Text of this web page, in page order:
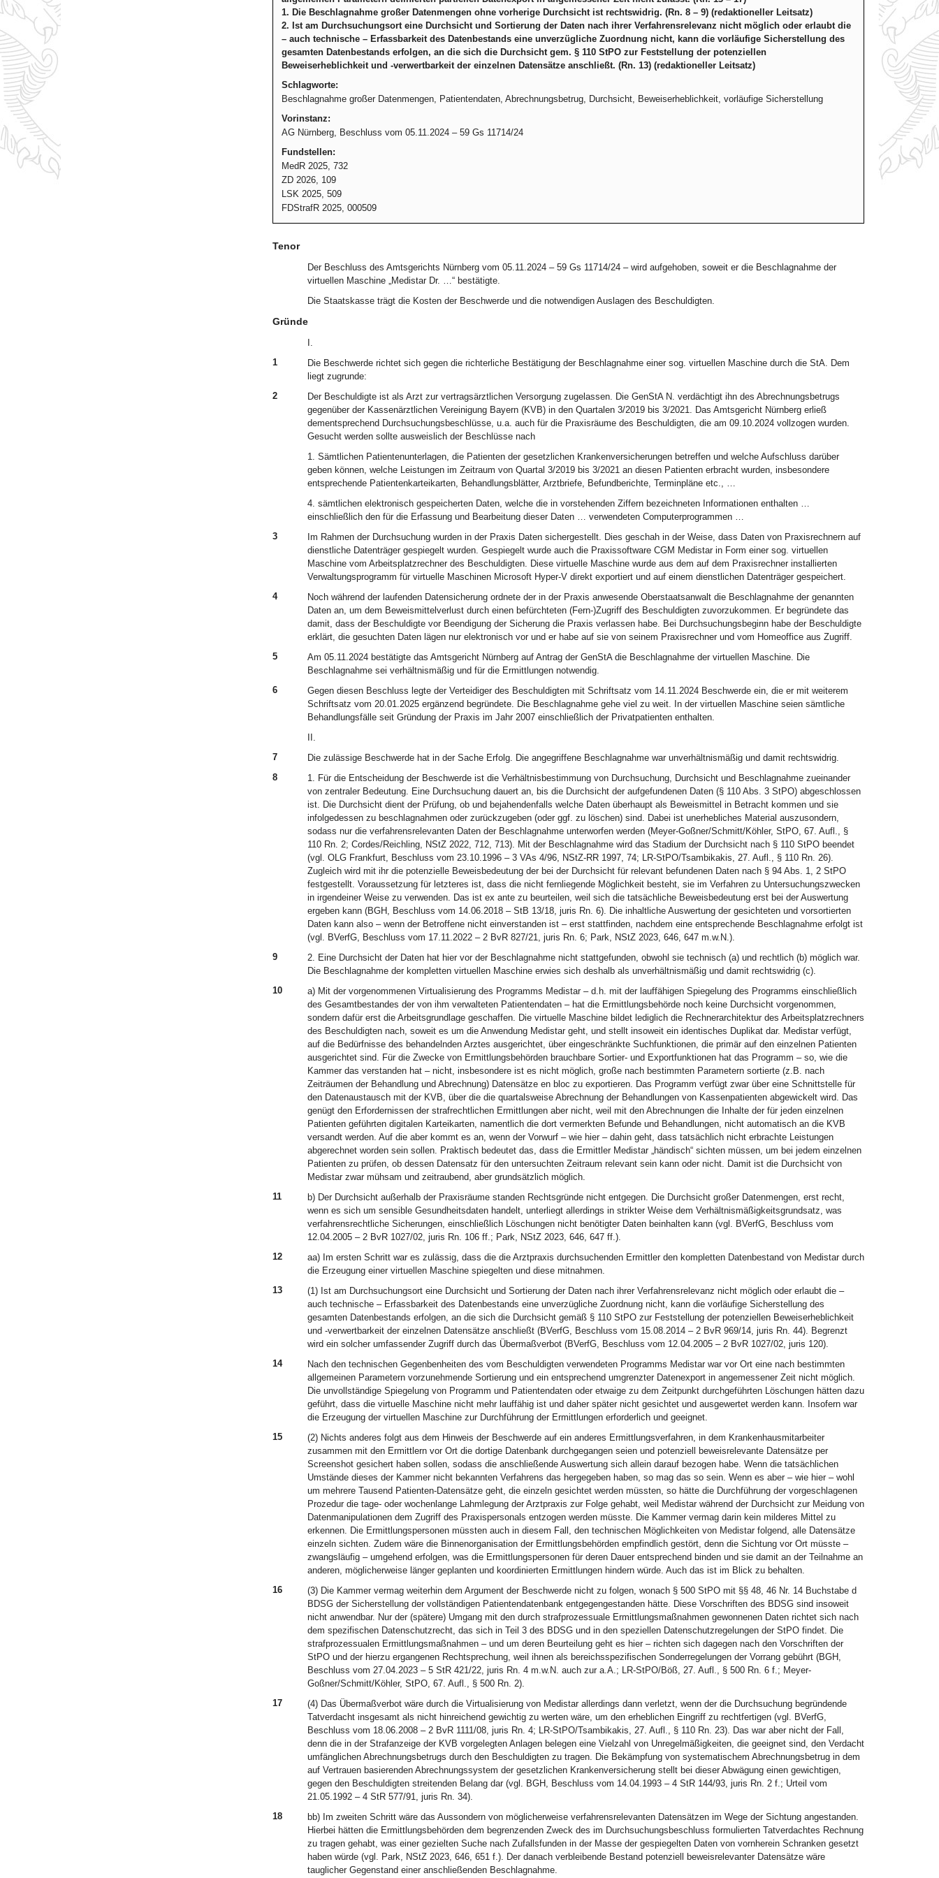
1. Die Beschlagnahme großer Datenmengen ohne vorherige Durchsicht ist rechtswidrig. (Rn. 8 – 9) (redaktioneller Leitsatz)
2. Ist am Durchsuchungsort eine Durchsicht und Sortierung der Daten nach ihrer Verfahrensrelevanz nicht möglich oder erlaubt die
– auch technische – Erfassbarkeit des Datenbestands eine unverzügliche Zuordnung nicht, kann die vorläufige Sicherstellung des
gesamten Datenbestands erfolgen, an die sich die Durchsicht gem. § 110 StPO zur Feststellung der potenziellen
Beweiserheblichkeit und -verwertbarkeit der einzelnen Datensätze anschließt. (Rn. 13) (redaktioneller Leitsatz)
Schlagworte:
Beschlagnahme großer Datenmengen, Patientendaten, Abrechnungsbetrug, Durchsicht, Beweiserheblichkeit, vorläufige Sicherstellung
Vorinstanz:
AG Nürnberg, Beschluss vom 05.11.2024 – 59 Gs 11714/24
Fundstellen:
MedR 2025, 732
ZD 2026, 109
LSK 2025, 509
FDStrafR 2025, 000509
Tenor
Der Beschluss des Amtsgerichts Nürnberg vom 05.11.2024 – 59 Gs 11714/24 – wird aufgehoben, soweit er die Beschlagnahme der
virtuellen Maschine „Medistar Dr. …“ bestätigte.
Die Staatskasse trägt die Kosten der Beschwerde und die notwendigen Auslagen des Beschuldigten.
Gründe
I.
1
Die Beschwerde richtet sich gegen die richterliche Bestätigung der Beschlagnahme einer sog. virtuellen Maschine durch die StA. Dem
liegt zugrunde:
2
Der Beschuldigte ist als Arzt zur vertragsärztlichen Versorgung zugelassen. Die GenStA N. verdächtigt ihn des Abrechnungsbetrugs
gegenüber der Kassenärztlichen Vereinigung Bayern (KVB) in den Quartalen 3/2019 bis 3/2021. Das Amtsgericht Nürnberg erließ
dementsprechend Durchsuchungsbeschlüsse, u.a. auch für die Praxisräume des Beschuldigten, die am 09.10.2024 vollzogen wurden.
Gesucht werden sollte ausweislich der Beschlüsse nach
1. Sämtlichen Patientenunterlagen, die Patienten der gesetzlichen Krankenversicherungen betreffen und welche Aufschluss darüber
geben können, welche Leistungen im Zeitraum von Quartal 3/2019 bis 3/2021 an diesen Patienten erbracht wurden, insbesondere
entsprechende Patientenkarteikarten, Behandlungsblätter, Arztbriefe, Befundberichte, Terminpläne etc., …
4. sämtlichen elektronisch gespeicherten Daten, welche die in vorstehenden Ziffern bezeichneten Informationen enthalten …
einschließlich den für die Erfassung und Bearbeitung dieser Daten … verwendeten Computerprogrammen …
3
Im Rahmen der Durchsuchung wurden in der Praxis Daten sichergestellt. Dies geschah in der Weise, dass Daten von Praxisrechnern auf
dienstliche Datenträger gespiegelt wurden. Gespiegelt wurde auch die Praxissoftware CGM Medistar in Form einer sog. virtuellen
Maschine vom Arbeitsplatzrechner des Beschuldigten. Diese virtuelle Maschine wurde aus dem auf dem Praxisrechner installierten
Verwaltungsprogramm für virtuelle Maschinen Microsoft Hyper-V direkt exportiert und auf einem dienstlichen Datenträger gespeichert.
4
Noch während der laufenden Datensicherung ordnete der in der Praxis anwesende Oberstaatsanwalt die Beschlagnahme der genannten
Daten an, um dem Beweismittelverlust durch einen befürchteten (Fern-)Zugriff des Beschuldigten zuvorzukommen. Er begründete das
damit, dass der Beschuldigte vor Beendigung der Sicherung die Praxis verlassen habe. Bei Durchsuchungsbeginn habe der Beschuldigte
erklärt, die gesuchten Daten lägen nur elektronisch vor und er habe auf sie von seinem Praxisrechner und vom Homeoffice aus Zugriff.
5
Am 05.11.2024 bestätigte das Amtsgericht Nürnberg auf Antrag der GenStA die Beschlagnahme der virtuellen Maschine. Die
Beschlagnahme sei verhältnismäßig und für die Ermittlungen notwendig.
6
Gegen diesen Beschluss legte der Verteidiger des Beschuldigten mit Schriftsatz vom 14.11.2024 Beschwerde ein, die er mit weiterem
Schriftsatz vom 20.01.2025 ergänzend begründete. Die Beschlagnahme gehe viel zu weit. In der virtuellen Maschine seien sämtliche
Behandlungsfälle seit Gründung der Praxis im Jahr 2007 einschließlich der Privatpatienten enthalten.
II.
7
Die zulässige Beschwerde hat in der Sache Erfolg. Die angegriffene Beschlagnahme war unverhältnismäßig und damit rechtswidrig.
8
1. Für die Entscheidung der Beschwerde ist die Verhältnisbestimmung von Durchsuchung, Durchsicht und Beschlagnahme zueinander
von zentraler Bedeutung. Eine Durchsuchung dauert an, bis die Durchsicht der aufgefundenen Daten (§ 110 Abs. 3 StPO) abgeschlossen
ist. Die Durchsicht dient der Prüfung, ob und bejahendenfalls welche Daten überhaupt als Beweismittel in Betracht kommen und sie
infolgedessen zu beschlagnahmen oder zurückzugeben (oder ggf. zu löschen) sind. Dabei ist unerhebliches Material auszusondern,
sodass nur die verfahrensrelevanten Daten der Beschlagnahme unterworfen werden (Meyer-Goßner/Schmitt/Köhler, StPO, 67. Aufl., §
110 Rn. 2; Cordes/Reichling, NStZ 2022, 712, 713). Mit der Beschlagnahme wird das Stadium der Durchsicht nach § 110 StPO beendet
(vgl. OLG Frankfurt, Beschluss vom 23.10.1996 – 3 VAs 4/96, NStZ-RR 1997, 74; LR-StPO/Tsambikakis, 27. Aufl., § 110 Rn. 26).
Zugleich wird mit ihr die potenzielle Beweisbedeutung der bei der Durchsicht für relevant befundenen Daten nach § 94 Abs. 1, 2 StPO
festgestellt. Voraussetzung für letzteres ist, dass die nicht fernliegende Möglichkeit besteht, sie im Verfahren zu Untersuchungszwecken
in irgendeiner Weise zu verwenden. Das ist ex ante zu beurteilen, weil sich die tatsächliche Beweisbedeutung erst bei der Auswertung
ergeben kann (BGH, Beschluss vom 14.06.2018 – StB 13/18, juris Rn. 6). Die inhaltliche Auswertung der gesichteten und vorsortierten
Daten kann also – wenn der Betroffene nicht einverstanden ist – erst stattfinden, nachdem eine entsprechende Beschlagnahme erfolgt ist
(vgl. BVerfG, Beschluss vom 17.11.2022 – 2 BvR 827/21, juris Rn. 6; Park, NStZ 2023, 646, 647 m.w.N.).
9
2. Eine Durchsicht der Daten hat hier vor der Beschlagnahme nicht stattgefunden, obwohl sie technisch (a) und rechtlich (b) möglich war.
Die Beschlagnahme der kompletten virtuellen Maschine erwies sich deshalb als unverhältnismäßig und damit rechtswidrig (c).
10
a) Mit der vorgenommenen Virtualisierung des Programms Medistar – d.h. mit der lauffähigen Spiegelung des Programms einschließlich
des Gesamtbestandes der von ihm verwalteten Patientendaten – hat die Ermittlungsbehörde noch keine Durchsicht vorgenommen,
sondern dafür erst die Arbeitsgrundlage geschaffen. Die virtuelle Maschine bildet lediglich die Rechnerarchitektur des Arbeitsplatzrechners
des Beschuldigten nach, soweit es um die Anwendung Medistar geht, und stellt insoweit ein identisches Duplikat dar. Medistar verfügt,
auf die Bedürfnisse des behandelnden Arztes ausgerichtet, über eingeschränkte Suchfunktionen, die primär auf den einzelnen Patienten
ausgerichtet sind. Für die Zwecke von Ermittlungsbehörden brauchbare Sortier- und Exportfunktionen hat das Programm – so, wie die
Kammer das verstanden hat – nicht, insbesondere ist es nicht möglich, große nach bestimmten Parametern sortierte (z.B. nach
Zeiträumen der Behandlung und Abrechnung) Datensätze en bloc zu exportieren. Das Programm verfügt zwar über eine Schnittstelle für
den Datenaustausch mit der KVB, über die die quartalsweise Abrechnung der Behandlungen von Kassenpatienten abgewickelt wird. Das
genügt den Erfordernissen der strafrechtlichen Ermittlungen aber nicht, weil mit den Abrechnungen die Inhalte der für jeden einzelnen
Patienten geführten digitalen Karteikarten, namentlich die dort vermerkten Befunde und Behandlungen, nicht automatisch an die KVB
versandt werden. Auf die aber kommt es an, wenn der Vorwurf – wie hier – dahin geht, dass tatsächlich nicht erbrachte Leistungen
abgerechnet worden sein sollen. Praktisch bedeutet das, dass die Ermittler Medistar „händisch“ sichten müssen, um bei jedem einzelnen
Patienten zu prüfen, ob dessen Datensatz für den untersuchten Zeitraum relevant sein kann oder nicht. Damit ist die Durchsicht von
Medistar zwar mühsam und zeitraubend, aber grundsätzlich möglich.
11
b) Der Durchsicht außerhalb der Praxisräume standen Rechtsgründe nicht entgegen. Die Durchsicht großer Datenmengen, erst recht,
wenn es sich um sensible Gesundheitsdaten handelt, unterliegt allerdings in strikter Weise dem Verhältnismäßigkeitsgrundsatz, was
verfahrensrechtliche Sicherungen, einschließlich Löschungen nicht benötigter Daten beinhalten kann (vgl. BVerfG, Beschluss vom
12.04.2005 – 2 BvR 1027/02, juris Rn. 106 ff.; Park, NStZ 2023, 646, 647 ff.).
12
aa) Im ersten Schritt war es zulässig, dass die die Arztpraxis durchsuchenden Ermittler den kompletten Datenbestand von Medistar durch
die Erzeugung einer virtuellen Maschine spiegelten und diese mitnahmen.
13
(1) Ist am Durchsuchungsort eine Durchsicht und Sortierung der Daten nach ihrer Verfahrensrelevanz nicht möglich oder erlaubt die –
auch technische – Erfassbarkeit des Datenbestands eine unverzügliche Zuordnung nicht, kann die vorläufige Sicherstellung des
gesamten Datenbestands erfolgen, an die sich die Durchsicht gemäß § 110 StPO zur Feststellung der potenziellen Beweiserheblichkeit
und -verwertbarkeit der einzelnen Datensätze anschließt (BVerfG, Beschluss vom 15.08.2014 – 2 BvR 969/14, juris Rn. 44). Begrenzt
wird ein solcher umfassender Zugriff durch das Übermaßverbot (BVerfG, Beschluss vom 12.04.2005 – 2 BvR 1027/02, juris 120).
14
Nach den technischen Gegenbenheiten des vom Beschuldigten verwendeten Programms Medistar war vor Ort eine nach bestimmten
allgemeinen Parametern vorzunehmende Sortierung und ein entsprechend umgrenzter Datenexport in angemessener Zeit nicht möglich.
Die unvollständige Spiegelung von Programm und Patientendaten oder etwaige zu dem Zeitpunkt durchgeführten Löschungen hätten dazu
geführt, dass die virtuelle Maschine nicht mehr lauffähig ist und daher später nicht gesichtet und ausgewertet werden kann. Insofern war
die Erzeugung der virtuellen Maschine zur Durchführung der Ermittlungen erforderlich und geeignet.
15
(2) Nichts anderes folgt aus dem Hinweis der Beschwerde auf ein anderes Ermittlungsverfahren, in dem Krankenhausmitarbeiter
zusammen mit den Ermittlern vor Ort die dortige Datenbank durchgegangen seien und potenziell beweisrelevante Datensätze per
Screenshot gesichert haben sollen, sodass die anschließende Auswertung sich allein darauf bezogen habe. Wenn die tatsächlichen
Umstände dieses der Kammer nicht bekannten Verfahrens das hergegeben haben, so mag das so sein. Wenn es aber – wie hier – wohl
um mehrere Tausend Patienten-Datensätze geht, die einzeln gesichtet werden müssten, so hätte die Durchführung der vorgeschlagenen
Prozedur die tage- oder wochenlange Lahmlegung der Arztpraxis zur Folge gehabt, weil Medistar während der Durchsicht zur Meidung von
Datenmanipulationen dem Zugriff des Praxispersonals entzogen werden müsste. Die Kammer vermag darin kein milderes Mittel zu
erkennen. Die Ermittlungspersonen müssten auch in diesem Fall, den technischen Möglichkeiten von Medistar folgend, alle Datensätze
einzeln sichten. Zudem wäre die Binnenorganisation der Ermittlungsbehörden empfindlich gestört, denn die Sichtung vor Ort müsste –
zwangsläufig – umgehend erfolgen, was die Ermittlungspersonen für deren Dauer entsprechend binden und sie damit an der Teilnahme an
anderen, möglicherweise länger geplanten und koordinierten Ermittlungen hindern würde. Auch das ist im Blick zu behalten.
16
(3) Die Kammer vermag weiterhin dem Argument der Beschwerde nicht zu folgen, wonach § 500 StPO mit §§ 48, 46 Nr. 14 Buchstabe d
BDSG der Sicherstellung der vollständigen Patientendatenbank entgegengestanden hätte. Diese Vorschriften des BDSG sind insoweit
nicht anwendbar. Nur der (spätere) Umgang mit den durch strafprozessuale Ermittlungsmaßnahmen gewonnenen Daten richtet sich nach
dem spezifischen Datenschutzrecht, das sich in Teil 3 des BDSG und in den speziellen Datenschutzregelungen der StPO findet. Die
strafprozessualen Ermittlungsmaßnahmen – und um deren Beurteilung geht es hier – richten sich dagegen nach den Vorschriften der
StPO und der hierzu ergangenen Rechtsprechung, weil ihnen als bereichsspezifischen Sonderregelungen der Vorrang gebührt (BGH,
Beschluss vom 27.04.2023 – 5 StR 421/22, juris Rn. 4 m.w.N. auch zur a.A.; LR-StPO/Böß, 27. Aufl., § 500 Rn. 6 f.; Meyer-
Goßner/Schmitt/Köhler, StPO, 67. Aufl., § 500 Rn. 2).
17
(4) Das Übermaßverbot wäre durch die Virtualisierung von Medistar allerdings dann verletzt, wenn der die Durchsuchung begründende
Tatverdacht insgesamt als nicht hinreichend gewichtig zu werten wäre, um den erheblichen Eingriff zu rechtfertigen (vgl. BVerfG,
Beschluss vom 18.06.2008 – 2 BvR 1111/08, juris Rn. 4; LR-StPO/Tsambikakis, 27. Aufl., § 110 Rn. 23). Das war aber nicht der Fall,
denn die in der Strafanzeige der KVB vorgelegten Anlagen belegen eine Vielzahl von Unregelmäßigkeiten, die geeignet sind, den Verdacht
umfänglichen Abrechnungsbetrugs durch den Beschuldigten zu tragen. Die Bekämpfung von systematischem Abrechnungsbetrug in dem
auf Vertrauen basierenden Abrechnungssystem der gesetzlichen Krankenversicherung stellt bei dieser Abwägung einen gewichtigen,
gegen den Beschuldigten streitenden Belang dar (vgl. BGH, Beschluss vom 14.04.1993 – 4 StR 144/93, juris Rn. 2 f.; Urteil vom
21.05.1992 – 4 StR 577/91, juris Rn. 34).
18
bb) Im zweiten Schritt wäre das Aussondern von möglicherweise verfahrensrelevanten Datensätzen im Wege der Sichtung angestanden.
Hierbei hätten die Ermittlungsbehörden dem begrenzenden Zweck des im Durchsuchungsbeschluss formulierten Tatverdachtes Rechnung
zu tragen gehabt, was einer gezielten Suche nach Zufallsfunden in der Masse der gespiegelten Daten von vornherein Schranken gesetzt
haben würde (vgl. Park, NStZ 2023, 646, 651 f.). Der danach verbleibende Bestand potenziell beweisrelevanter Datensätze wäre
tauglicher Gegenstand einer anschließenden Beschlagnahme.